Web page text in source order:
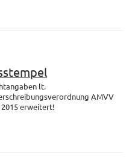
lt.
AMVV
erweitert!